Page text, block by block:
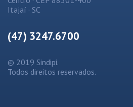
Itajaí · SC
(47) 3247.6700
© 2019 Sindipi.
Todos direitos reservados.